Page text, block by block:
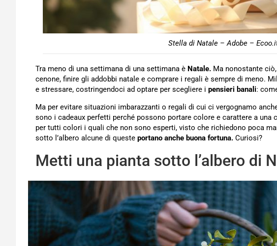
Stella di Natale – Adobe –
Tra meno di una settimana di una settimana è Natale. Ma nonostante
cenone, finire gli addobbi natale e comprare i regali è sempre di meno.
e stressare, costringendoci ad optare per scegliere i pensieri banali:
Ma per evitare situazioni imbarazzanti o regali di cui ci vergognamo
sono i cadeaux perfetti perché possono portare colore e carattere a una
per tutti colori i quali che non sono esperti, visto che richiedono poca
sotto l’albero alcune di queste portano anche buona fortuna. Curiosi?
Metti una pianta sotto l’albero di